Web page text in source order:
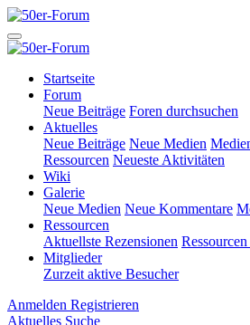
Startseite
Forum
Neue Beiträge Foren durchsuchen
Aktuelles
Neue Beiträge Neue Medien
Ressourcen Neueste Aktivitäten
Wiki
Galerie
Neue Medien Neue Kommentare
Ressourcen
Aktuellste Rezensionen
Mitglieder
Zurzeit aktive Besucher
Anmelden Registrieren
Aktuelles Suche